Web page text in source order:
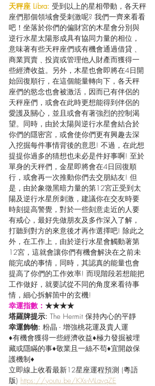
天秤座 Libra: 受到以上的星相帶動，各天秤
座們那個領域會受刺激呢? 我們一齊來看看
吧！坐落於你們的偏財宮的木星會分別與
逆行水星太陽形成具有協同力量的相位，
意味著有些天秤座們或有機會通過借貸﹑
商業買賣﹑投資或管理他人財產而獲得一
些經濟收益。另外，木星也會即將在4日開
始回復順行，在這個能量轉向下，各天秤
座們的慾念也會被激活，因而已有伴侶的
天秤座們，或會在此時更想能得到伴侶的
愛護及關心，並且或會有著強烈的控制渴
望。同時，由於太陽與逆行水星會結合於
你們的隱密宮，或會使你們更有興趣去深
入挖掘每件事情背後的意思! 不過，在此想
提提你過多的猜想也未必是件好事啊! 至於
單身的天秤們，金星即將會在4日回復順
行，或會再一次推動你們去交朋結友! 但
是，由於象徵黑暗力量的第12宮正受到太
陽及逆行水星所刺激，建議你在交友時要
時刻提高警覺，對於一些刻意走近的人要
有戒心，最好先做朋友及多作深入了解，
打聽到對方的來意後才再作選擇吧! 除此之
外，在工作上，由於逆行水星會觸動著第
12宮，這就會讓你們有機會解決在之前未
能完成的事情，同時，其認真的能量也會
提高了你們的工作效率! 而現階段若想能把
工作做好，就要試從不同的角度來看待事
情，細心拆解箇中的玄機!
幸運指數： ★★★★
塔羅牌提示: The Hermit 保持內心的平靜
幸運飾物: 粉晶 - 增強桃花運及貴人運
♦有機會獲得一些經濟收益♦極力發掘被埋
藏或隱瞞的事♦敬業且一絲不苟♦宜開啟保
護機制♦
立即線上收看最新12星座運程預測 (粵語
版) https://youtu.be/KXs-MLavqZE